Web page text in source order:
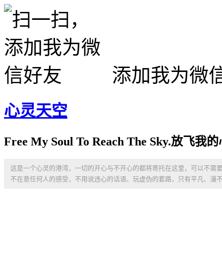
添加我为微
心灵天空
Free My Soul To Reach The Sky.放飞我
这是一个心灵的港湾，一切的开心与不开心的都将寄托在这里，可以不需
不在意任何人的感受，不用说违心的话语、玩虚伪的套路，只有平凡、漫